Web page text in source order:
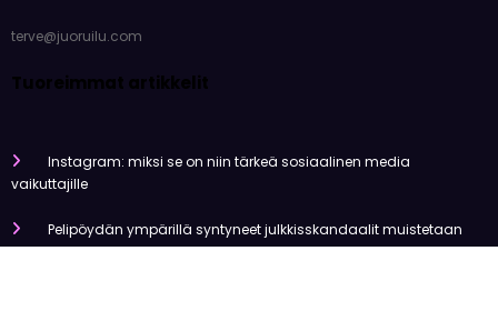
terve@juoruilu.com
Tuoreimmat artikkelit
Instagram: miksi se on niin tärkeä sosiaalinen media
vaikuttajille
Pelipöydän ympärillä syntyneet julkkisskandaalit muistetaan